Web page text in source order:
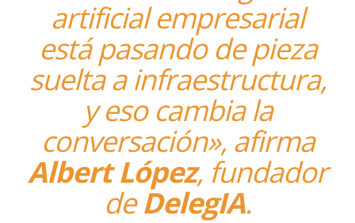
artificial empresarial
está pasando de pieza
suelta a infraestructura,
y eso cambia la
conversación», afirma
Albert López, fundador
deDelegIA.